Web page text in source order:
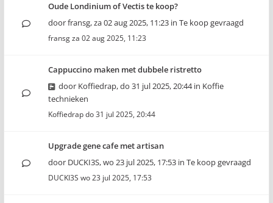
Oude Londinium of Vectis te koop?
doorfransg,za 02 aug 2025, 11:23 in Te koop gevraagd
fransgza 02 aug 2025, 11:23
Cappuccino maken met dubbele ristretto
door Koffiedrap,do 31 jul 2025, 20:44in Koffie
technieken
Koffiedrapdo 31 jul 2025, 20:44
Upgrade gene cafe met artisan
door DUCKI3S,wo 23 jul 2025, 17:53 in Te koop gevraagd
DUCKI3S wo 23 jul 2025, 17:53